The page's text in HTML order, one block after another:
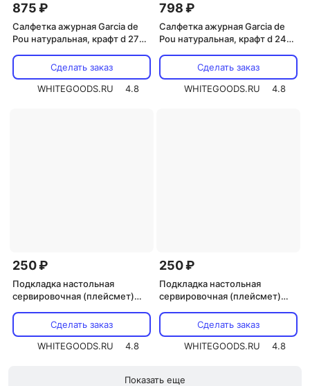
875 ₽
Салфетка ажурная Garcia de
Pou натуральная, крафт d 27
Сделать заказ
WHITEGOODS.RU
4.8
798 ₽
Салфетка ажурная Garcia de
Pou натуральная, крафт d 24
Сделать заказ
WHITEGOODS.RU
4.8
250 ₽
Подкладка настольная
сервировочная (плейсмет)
textured Black 45,7*30,5 см
Сделать заказ
WHITEGOODS.RU
4.8
250 ₽
Подкладка настольная
сервировочная (плейсмет)
textured Natural 45,7*30,5 см
Сделать заказ
WHITEGOODS.RU
4.8
Показать еще